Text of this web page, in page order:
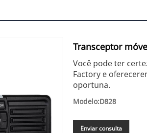
Transceptor
Você pode ter
Factory e
oportuna.
Modelo:D828
Enviar consulta